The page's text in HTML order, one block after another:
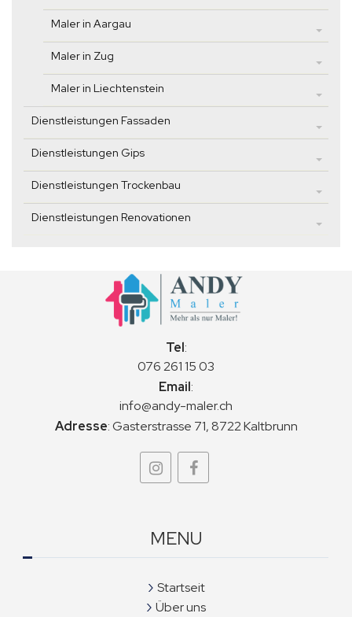
Maler in Aargau
Maler in Zug
Maler in Liechtenstein
Dienstleistungen Fassaden
Dienstleistungen Gips
Dienstleistungen Trockenbau
Dienstleistungen Renovationen
Tel:
076 261 15 03
Email:
info@andy-maler.ch
Adresse:Gasterstrasse 71, 8722 Kaltbrunn
MENU
Startseit
Über uns